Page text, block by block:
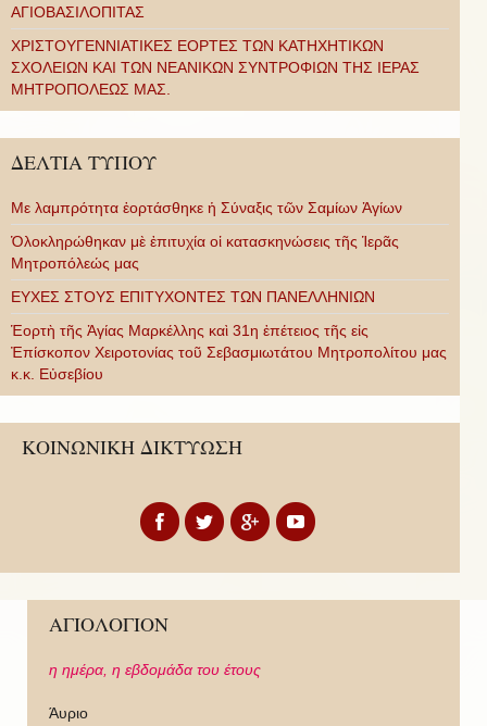
ΑΓΙΟΒΑΣΙΛΟΠΙΤΑΣ
ΧΡΙΣΤΟΥΓΕΝΝΙΑΤΙΚΕΣ ΕΟΡΤΕΣ ΤΩΝ ΚΑΤΗΧΗΤΙΚΩΝ
ΣΧΟΛΕΙΩΝ ΚΑΙ ΤΩΝ ΝΕΑΝΙΚΩΝ ΣΥΝΤΡΟΦΙΩΝ ΤΗΣ ΙΕΡΑΣ
ΜΗΤΡΟΠΟΛΕΩΣ ΜΑΣ.
ΔΕΛΤΙΑ ΤΥΠΟΥ
Με λαμπρότητα ἑορτάσθηκε ἡ Σύναξις τῶν Σαμίων Ἁγίων
Ὁλοκληρώθηκαν μὲ ἐπιτυχία οἱ κατασκηνώσεις τῆς Ἱερᾶς
Μητροπόλεώς μας
ΕΥΧΕΣ ΣΤΟΥΣ ΕΠΙΤΥΧΟΝΤΕΣ ΤΩΝ ΠΑΝΕΛΛΗΝΙΩΝ
Ἑορτὴ τῆς Ἁγίας Μαρκέλλης καὶ 31η ἐπέτειος τῆς εἰς
Ἐπίσκοπον Χειροτονίας τοῦ Σεβασμιωτάτου Μητροπολίτου μας
κ.κ. Εὐσεβίου
ΚΟΙΝΩΝΙΚΗ ΔΙΚΤΥΩΣΗ
ΑΓΙΟΛΟΓΙΟΝ
η ημέρα, η εβδομάδα του έτους
Άυριο